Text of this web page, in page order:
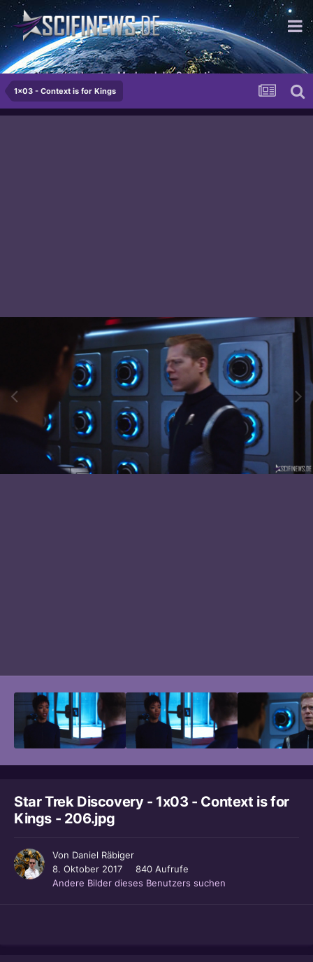
...mit dem bekloppten Merkmal der Sensation
1x03 - Context is for Kings
Star Trek Discovery - 1x03 - Context is for
Kings - 206.jpg
Von Daniel Räbiger
8. Oktober 2017
840 Aufrufe
Andere Bilder dieses Benutzers suchen